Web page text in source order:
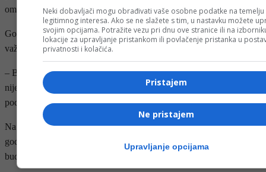
omogućili bolje prilike.
Govoreći o identitetu i multikulturalnosti, posebno je naglasila
važnost ponosa na vlastite korijene.
– Bez obzira odakle dolazite, vaša kultura nije slabost. Vaš identitet
nije nešto što treba skrivati. To je vaša snaga – rekla je uspješna
poduzetnica.
Na kraju obraćanja uputila je snažnu poruku generaciji 2026.
godine, pozivajući ih da budu hrabri, humani i odgovorni lideri
budućnosti.
Neki dobavljači mogu obrađivati vaše osobne podatke na temelju
legitimnog interesa. Ako se ne slažete s tim, u nastavku možete
svojim opcijama. Potražite vezu pri dnu ove stranice ili na
lokacije za upravljanje pristankom ili povlačenje pristanka u
privatnosti i kolačića.
Pristajem
Ne pristajem
Upravljanje opcijama